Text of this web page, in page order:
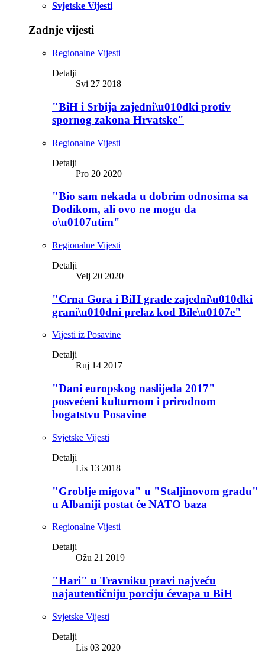
Svjetske Vijesti
Zadnje vijesti
Regionalne Vijesti
Detalji
Svi 27 2018
"BiH i Srbija zajedni\u010dki protiv
spornog zakona Hrvatske"
Regionalne Vijesti
Detalji
Pro 20 2020
"Bio sam nekada u dobrim odnosima sa
Dodikom, ali ovo ne mogu da
o\u0107utim"
Regionalne Vijesti
Detalji
Velj 20 2020
"Crna Gora i BiH grade zajedni\u010dki
grani\u010dni prelaz kod Bile\u0107e"
Vijesti iz Posavine
Detalji
Ruj 14 2017
"Dani europskog naslijeđa 2017"
posvećeni kulturnom i prirodnom
bogatstvu Posavine
Svjetske Vijesti
Detalji
Lis 13 2018
"Groblje migova" u "Staljinovom gradu"
u Albaniji postat će NATO baza
Regionalne Vijesti
Detalji
Ožu 21 2019
"Hari" u Travniku pravi najveću
najautentičniju porciju ćevapa u BiH
Svjetske Vijesti
Detalji
Lis 03 2020